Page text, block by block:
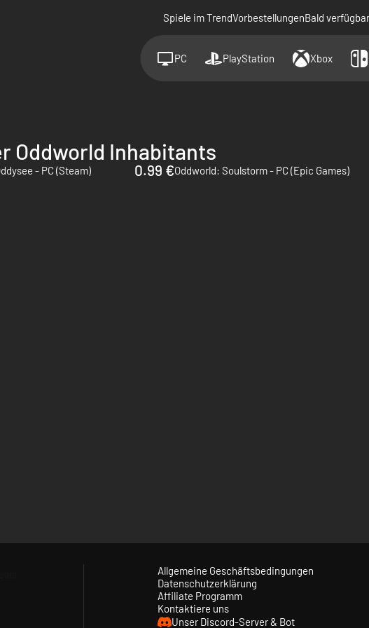
Spiele im TrendVorbestellungenBald verfügbar
PC PlayStation Xbox
Oddworld Inhabitants
- PC (Steam)
0.99 €Oddworld: Soulstorm - PC (Epic Games)
Allgemeine Geschäftsbedingungen
Datenschutzerklärung
Affiliate Programm
Kontaktiere uns
Unser Discord-Server & Bot